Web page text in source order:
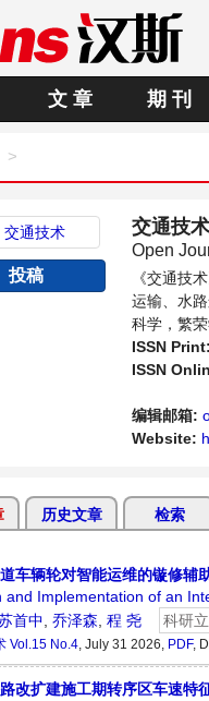
文 章 期 刊
投稿
交通技术
Open
《交通技
运输、水
科学，繁
论交通技
ISSN Print:
ISSN
编辑邮箱:
Website:
历史文章 检索
车辆轮对智能运维的镟修辅
and Implementation of an
首中 乔泽森 程 尧 科研
Vol.15 No.4, July 31 2026, PDF,
改扩建施工期转序区车速特